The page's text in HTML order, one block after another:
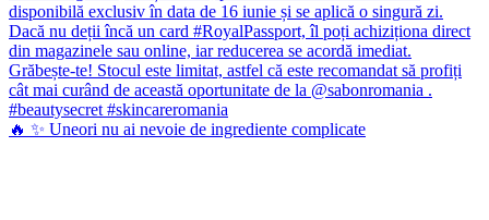
🔥 ✨ Uneori nu ai nevoie de ingrediente complicate